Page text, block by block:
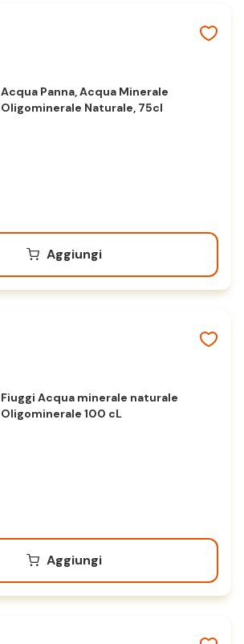
Acqua Panna, Acqua Minerale
Oligominerale Naturale, 75cl
Aggiungi
Fiuggi Acqua minerale naturale
Oligominerale 100 cL
Aggiungi